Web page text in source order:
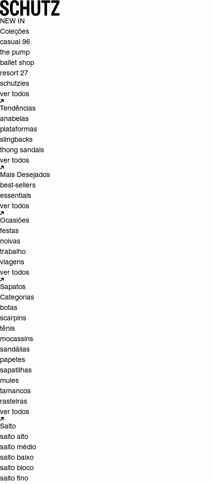
NEW IN
Coleções
casual 96
the pump
ballet shop
resort 27
schutzies
ver todos
Tendências
anabelas
plataformas
slingbacks
thong sandals
ver todos
Mais Desejados
best-sellers
essentials
ver todos
Ocasiões
festas
noivas
trabalho
viagens
ver todos
Sapatos
Categorias
botas
scarpins
tênis
mocassins
sandálias
papetes
sapatilhas
mules
tamancos
rasteiras
ver todos
Salto
salto alto
salto médio
salto baixo
salto bloco
salto fino